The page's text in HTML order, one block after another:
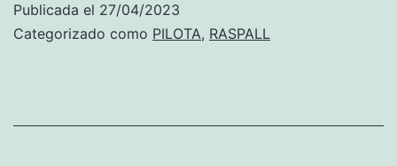
Publicada el 27/04/2023
Categorizado como PILOTA, RASPALL